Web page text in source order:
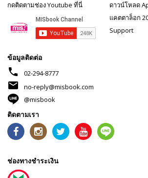
กดติดตามช่อง Youtube ที่นี่
ดาวน์โหลด
แคตตาล็อก
Support
ข้อมูลติดต่อ
phone 02-294-8777
mail
no-reply@misbook.com
@misbook
ติดตามเรา
ช่องทางชำระเงิน